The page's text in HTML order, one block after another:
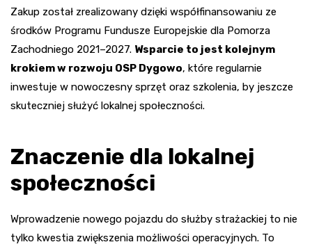
Zakup został zrealizowany dzięki współfinansowaniu ze
środków Programu Fundusze Europejskie dla Pomorza
Zachodniego 2021–2027. Wsparcie to jest kolejnym
krokiem w rozwoju OSP Dygowo, które regularnie
inwestuje w nowoczesny sprzęt oraz szkolenia, by jeszcze
skuteczniej służyć lokalnej społeczności.
Znaczenie dla lokalnej
społeczności
Wprowadzenie nowego pojazdu do służby strażackiej to nie
tylko kwestia zwiększenia możliwości operacyjnych. To